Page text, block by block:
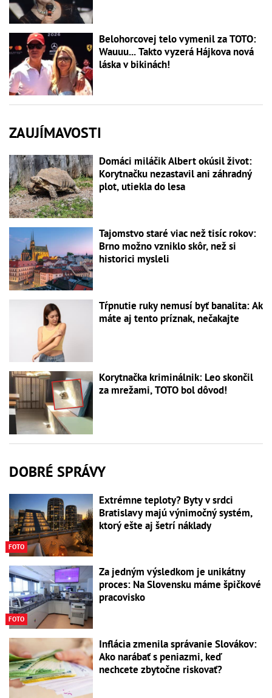
Belohorcovej telo vymenil za TOTO:
Wauuu... Takto vyzerá Hájkova nová
láska v bikinách!
ZAUJÍMAVOSTI
Domáci miláčik Albert okúsil život:
Korytnačku nezastavil ani záhradný
plot, utiekla do lesa
Tajomstvo staré viac než tisíc rokov:
Brno možno vzniklo skôr, než si
historici mysleli
Tŕpnutie ruky nemusí byť banalita: Ak
máte aj tento príznak, nečakajte
Korytnačka kriminálnik: Leo skončil
za mrežami, TOTO bol dôvod!
DOBRÉ SPRÁVY
FOTO
Extrémne teploty? Byty v srdci
Bratislavy majú výnimočný systém,
ktorý ešte aj šetrí náklady
FOTO
Za jedným výsledkom je unikátny
proces: Na Slovensku máme špičkové
pracovisko
Inflácia zmenila správanie Slovákov:
Ako narábať s peniazmi, keď
nechcete zbytočne riskovať?